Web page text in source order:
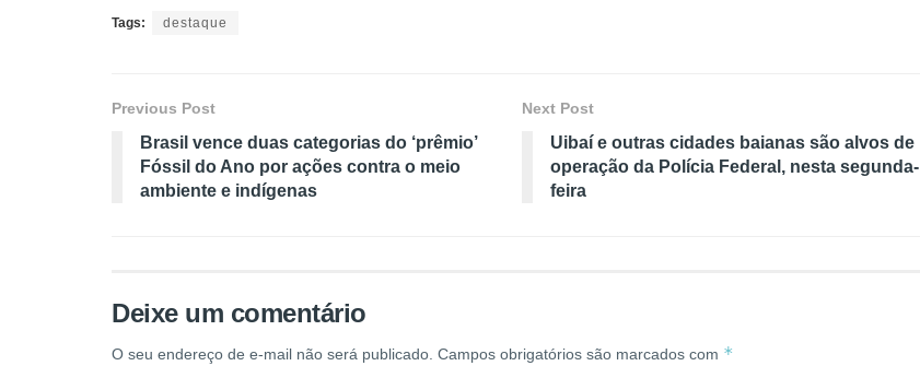
Tags: destaque
Previous Post
Brasil vence duas categorias do ‘prêmio’
Fóssil do Ano por ações contra o meio
ambiente e indígenas
Next Post
Uibaí e outras cidades baianas são alvos de
operação da Polícia Federal, nesta segunda-
feira
Deixe um comentário
O seu endereço de e-mail não será publicado. Campos obrigatórios são marcados com *